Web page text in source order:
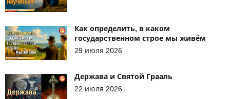
Как определить, в каком
государственном строе мы живём
29 июля 2026
Держава и Святой Грааль
22 июля 2026